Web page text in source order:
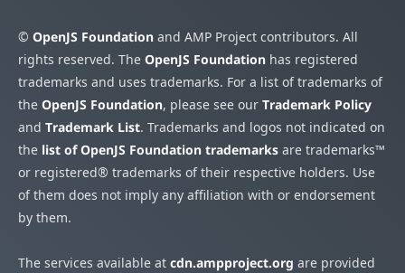
© OpenJS Foundation and AMP Project contributors. All
rights reserved. The OpenJS Foundation has registered
trademarks and uses trademarks. For a list of trademarks of
the OpenJS Foundation, please see our Trademark Policy
and Trademark List. Trademarks and logos not indicated on
the list of OpenJS Foundation trademarks are trademarks™
or registered® trademarks of their respective holders. Use
of them does not imply any affiliation with or endorsement
by them.
The services available at cdn.ampproject.org are provided